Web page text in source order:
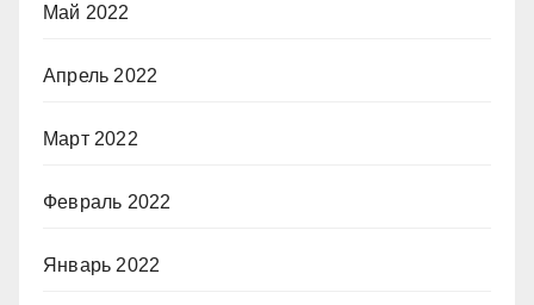
Май 2022
Апрель 2022
Март 2022
Февраль 2022
Январь 2022